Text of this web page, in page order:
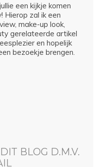
een kijkje komen
Hierop zal ik een
make-up look,
gerelateerde artikel
en hopelijk
bezoekje brengen.
BLOG D.M.V.